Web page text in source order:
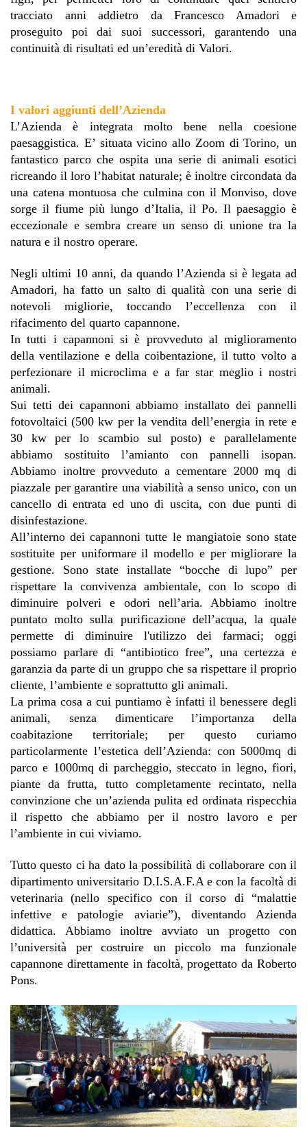
tracciato anni addietro da Francesco Amadori e
proseguito poi dai suoi successori, garantendo una
continuità di risultati ed un’eredità di Valori.
I valori aggiunti dell’Azienda
L’Azienda è integrata molto bene nella coesione
paesaggistica. E’ situata vicino allo Zoom di Torino, un
fantastico parco che ospita una serie di animali esotici
ricreando il loro l’habitat naturale; è inoltre circondata da
una catena montuosa che culmina con il Monviso, dove
sorge il fiume più lungo d’Italia, il Po. Il paesaggio è
eccezionale e sembra creare un senso di unione tra la
natura e il nostro operare.
Negli ultimi 10 anni, da quando l’Azienda si è legata ad
Amadori, ha fatto un salto di qualità con una serie di
notevoli migliorie, toccando l’eccellenza con il
rifacimento del quarto capannone.
In tutti i capannoni si è provveduto al miglioramento
della ventilazione e della coibentazione, il tutto volto a
perfezionare il microclima e a far star meglio i nostri
animali.
Sui tetti dei capannoni abbiamo installato dei pannelli
fotovoltaici (500 kw per la vendita dell’energia in rete e
30 kw per lo scambio sul posto) e parallelamente
abbiamo sostituito l’amianto con pannelli isopan.
Abbiamo inoltre provveduto a cementare 2000 mq di
piazzale per garantire una viabilità a senso unico, con un
cancello di entrata ed uno di uscita, con due punti di
disinfestazione.
All’interno dei capannoni tutte le mangiatoie sono state
sostituite per uniformare il modello e per migliorare la
gestione. Sono state installate “bocche di lupo” per
rispettare la convivenza ambientale, con lo scopo di
diminuire polveri e odori nell’aria. Abbiamo inoltre
puntato molto sulla purificazione dell’acqua, la quale
permette di diminuire l'utilizzo dei farmaci; oggi
possiamo parlare di “antibiotico free”, una certezza e
garanzia da parte di un gruppo che sa rispettare il proprio
cliente, l’ambiente e soprattutto gli animali.
La prima cosa a cui puntiamo è infatti il benessere degli
animali, senza dimenticare l’importanza della
coabitazione territoriale; per questo curiamo
particolarmente l’estetica dell’Azienda: con 5000mq di
parco e 1000mq di parcheggio, steccato in legno, fiori,
piante da frutta, tutto completamente recintato, nella
convinzione che un’azienda pulita ed ordinata rispecchia
il rispetto che abbiamo per il nostro lavoro e per
l’ambiente in cui viviamo.
Tutto questo ci ha dato la possibilità di collaborare con il
dipartimento universitario D.I.S.A.F.A e con la facoltà di
veterinaria (nello specifico con il corso di “malattie
infettive e patologie aviarie”), diventando Azienda
didattica. Abbiamo inoltre avviato un progetto con
l’università per costruire un piccolo ma funzionale
capannone direttamente in facoltà, progettato da Roberto
Pons.